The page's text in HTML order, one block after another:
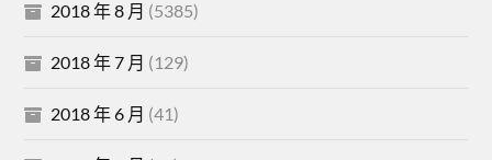
2018 年 8 月 (5385)
2018 年 7 月 (129)
2018 年 6 月 (41)